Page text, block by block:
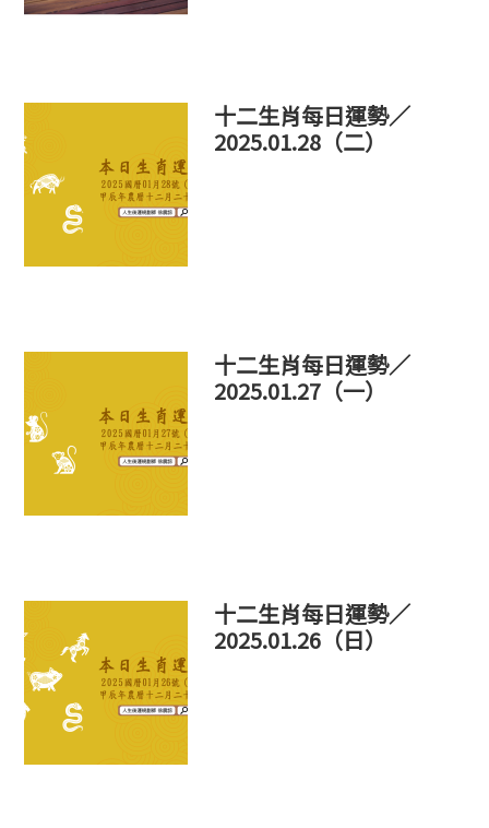
十二生肖每日運勢／
2025.01.28（二）
十二生肖每日運勢／
2025.01.27（一）
十二生肖每日運勢／
2025.01.26（日）